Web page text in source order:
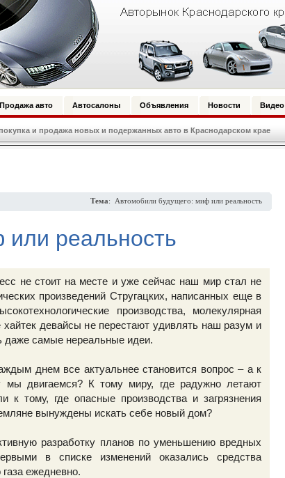
Продажа авто Автосалоны Объявления Новости Видео
и продажа новых и подержанных авто в Краснодарском крае
Тема: Автомобили будущего: миф или реальность
реальность
не стоит на месте и уже сейчас наш мир стал не
произведений Стругацких, написанных еще в
производства, молекулярная
хайтек девайсы не перестают удивлять наш разум и
даже самые нереальные идеи.
днем все актуальнее становится вопрос – а к
мы двигаемся? К тому миру, где радужно летают
тому, где опасные производства и загрязнения
вынуждены искать себе новый дом?
разработку планов по уменьшению вредных
в списке изменений оказались средства
ежедневно.